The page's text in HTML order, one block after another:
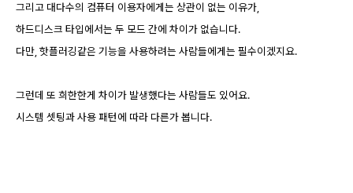
그리고 대다수의 컴퓨터 이용자에게는 상관이 없는 이유가,
하드디스크 타입에서는 두 모드 간에 차이가 없습니다.
다만, 핫플러깅같은 기능을 사용하려는 사람들에게는 필수이겠지요.
그런데 또 희한한게 차이가 발생했다는 사람들도 있어요.
시스템 셋팅과 사용 패턴에 따라 다른가 봅니다.